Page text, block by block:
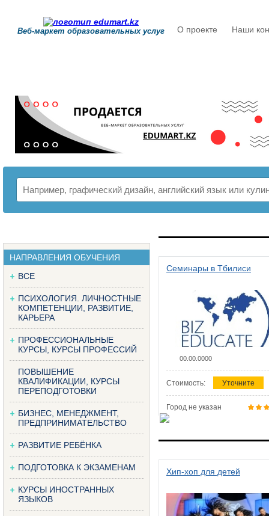
Веб-маркет образовательных услуг О проекте Наши
НАПРАВЛЕНИЯ ОБУЧЕНИЯ
ВСЕ
ПСИХОЛОГИЯ. ЛИЧНОСТНЫЕ
КОМПЕТЕНЦИИ, РАЗВИТИЕ,
КАРЬЕРА
ПРОФЕССИОНАЛЬНЫЕ
КУРСЫ, КУРСЫ ПРОФЕССИЙ
ПОВЫШЕНИЕ
КВАЛИФИКАЦИИ, КУРСЫ
ПЕРЕПОДГОТОВКИ
БИЗНЕС, МЕНЕДЖМЕНТ,
ПРЕДПРИНИМАТЕЛЬСТВО
РАЗВИТИЕ РЕБЁНКА
ПОДГОТОВКА К ЭКЗАМЕНАМ
КУРСЫ ИНОСТРАННЫХ
ЯЗЫКОВ
Семинары в Тбилиси
00.00.0000
Стоимость: Уточните
Город не указан
Хип-хоп для детей